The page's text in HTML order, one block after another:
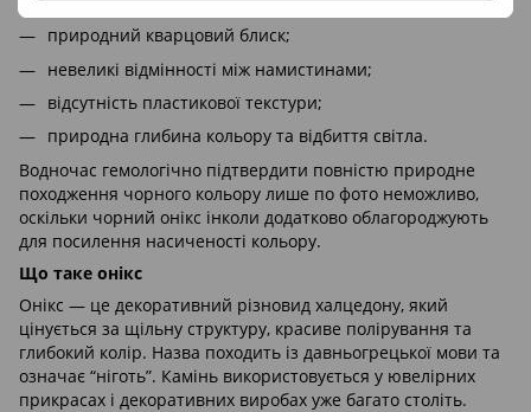
природний кварцовий блиск;
невеликі відмінності між намистинами;
відсутність пластикової текстури;
природна глибина кольору та відбиття світла.
Водночас гемологічно підтвердити повністю природне
походження чорного кольору лише по фото неможливо,
оскільки чорний онікс інколи додатково облагороджують
для посилення насиченості кольору.
Що таке онікс
Онікс — це декоративний різновид халцедону, який
цінується за щільну структуру, красиве полірування та
глибокий колір. Назва походить із давньогрецької мови та
означає “ніготь”. Камінь використовується у ювелірних
прикрасах і декоративних виробах уже багато століть.